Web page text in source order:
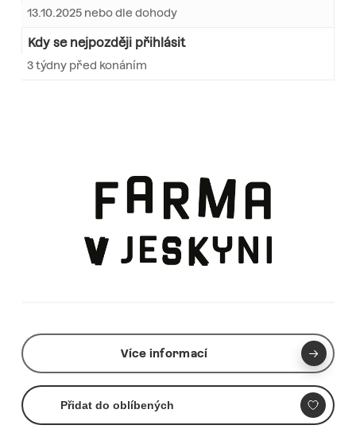
13.10.2025 nebo dle dohody
Kdy se nejpozději přihlásit
3 týdny před konáním
Více informací
Přidat do oblíbených